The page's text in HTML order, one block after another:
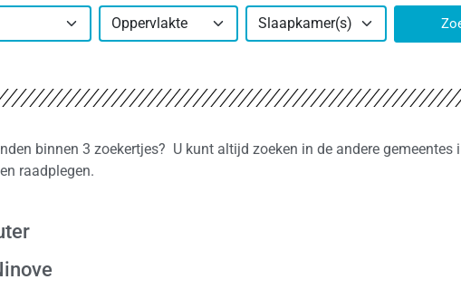
Oppervlakte Slaapkamer(s)
binnen 3 zoekertjes? U kunt altijd zoeken in de andere gemeentes
raadplegen.